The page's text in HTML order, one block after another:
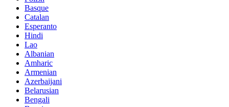
Basque
Catalan
Esperanto
Hindi
Lao
Albanian
Amharic
Armenian
Azerbaijani
Belarusian
Bengali